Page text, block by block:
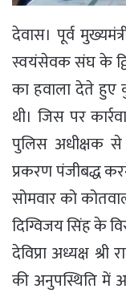
देवास। पूर्व
स्वयंसेवक संघ के
का हवाला देते हुए
थी। जिस पर
पुलिस अधीक्षक
प्रकरण पंजीबद्ध
सोमवार को
दिग्विजय सिंह के
देविप्रा अध्यक्ष
की अनुपस्थिति में